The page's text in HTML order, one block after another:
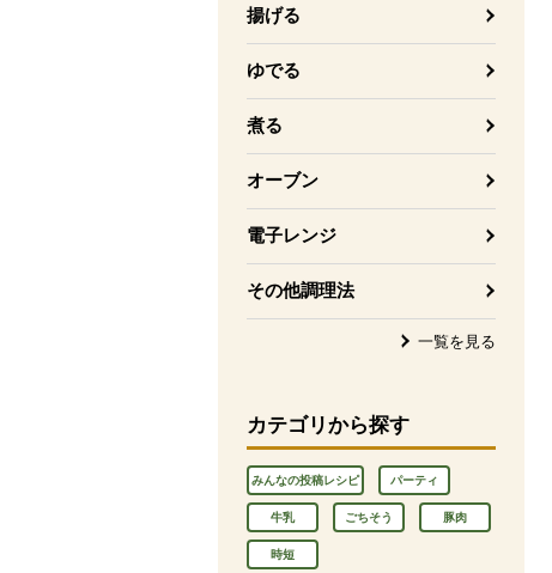
揚げる
ゆでる
煮る
オーブン
電子レンジ
その他調理法
一覧を見る
カテゴリから探す
みんなの投稿レシピ パーティ
牛乳 ごちそう 豚肉
時短